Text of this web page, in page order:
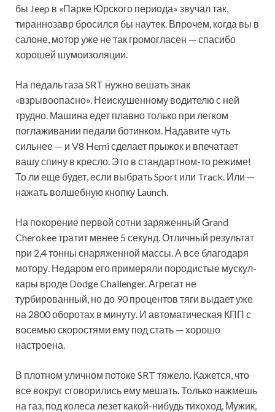
бы Jeep в «Парке Юрского периода» звучал так,
тираннозавр бросился бы наутек. Впрочем, когда вы в
салоне, мотор уже не так громогласен — спасибо
хорошей шумоизоляции.
На педаль газа SRT нужно вешать знак
«взрывоопасно». Неискушенному водителю с ней
трудно. Машина едет плавно только при легком
поглаживании педали ботинком. Надавите чуть
сильнее — и V8 Hemi сделает прыжок и впечатает
вашу спину в кресло. Это в стандартном-то режиме!
То ли еще будет, если выбрать Sport или Track. Или —
нажать волшебную кнопку Launch.
На покорение первой сотни заряженный Grand
Cherokee тратит менее 5 секунд. Отличный результат
при 2,4 тонны снаряженной массы. А все благодаря
мотору. Недаром его примеряли породистые мускул-
кары вроде Dodge Challenger. Агрегат не
турбированный, но до 90 процентов тяги выдает уже
на 2800 оборотах в минуту. И автоматическая КПП с
восемью скоростями ему под стать — хорошо
настроена.
В плотном уличном потоке SRT тяжело. Кажется, что
все вокруг сговорились ему мешать. Только нажмешь
на газ, под колеса лезет какой-нибудь тихоход. Мужик,